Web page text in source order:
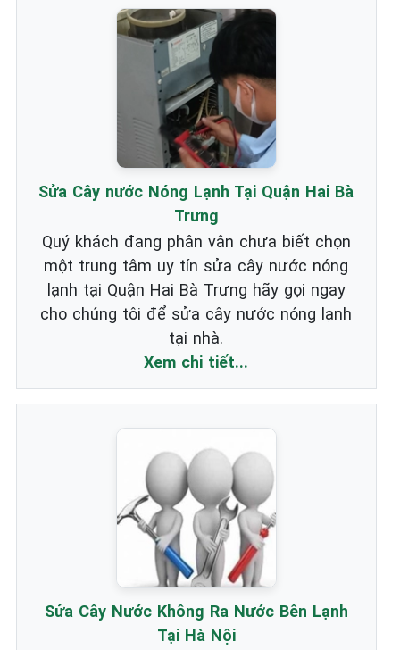
Sửa Cây nước Nóng Lạnh Tại Quận Hai Bà
Trưng
Quý khách đang phân vân chưa biết chọn
một trung tâm uy tín sửa cây nước nóng
lạnh tại Quận Hai Bà Trưng hãy gọi ngay
cho chúng tôi để sửa cây nước nóng lạnh
tại nhà.
Xem chi tiết...
Sửa Cây Nước Không Ra Nước Bên Lạnh
Tại Hà Nội